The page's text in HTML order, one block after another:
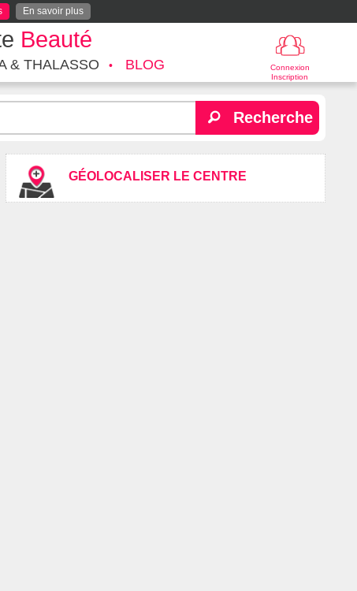
En savoir plus
Beauté
Connexion
Inscription
& THALASSO BLOG
Recherche
GÉOLOCALISER LE CENTRE